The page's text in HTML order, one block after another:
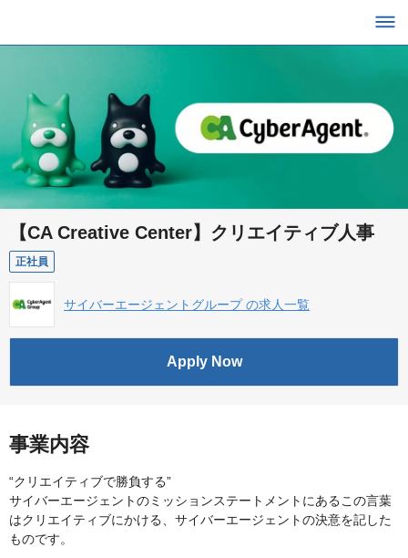
【CA Creative Center】クリエイティブ人事
正社員
サイバーエージェントグループ の求人一覧
Apply Now
事業内容
“クリエイティブで勝負する”
サイバーエージェントのミッションステートメントにあるこの言葉
はクリエイティブにかける、サイバーエージェントの決意を記した
ものです。